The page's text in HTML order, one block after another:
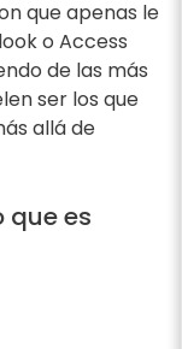
que apenas le
o Access
de las más
ser los que
allá de
que es